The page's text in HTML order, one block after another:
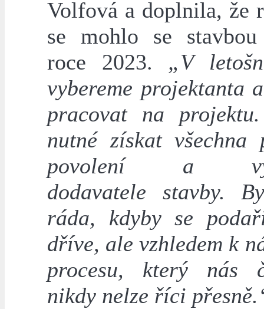
Volfová a doplnila, že
se mohlo se
roce 2023. „V
vybereme projektanta
pracovat na
nutné získat všechna
povolení a
dodavatele stavby.
ráda, kdyby se
dříve, ale vzhledem k
procesu, který nás
nikdy nelze říci